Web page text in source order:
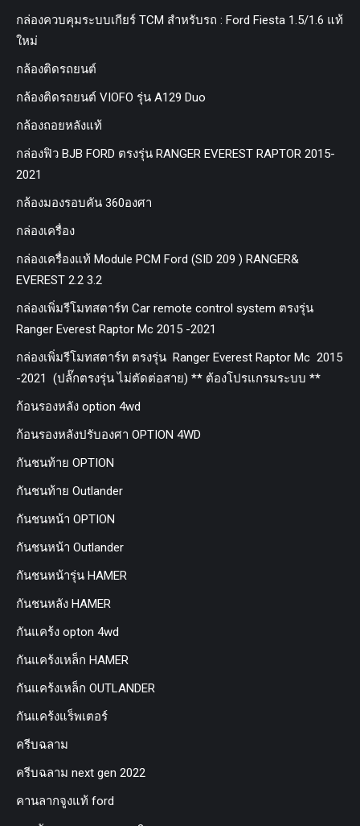
กล่องควบคุมระบบเกียร์ TCM สำหรับรถ : Ford Fiesta 1.5/1.6 แท้
ใหม่
กล้องติดรถยนต์
กล้องติดรถยนต์ VIOFO รุ่น A129 Duo
กล้องถอยหลังแท้
กล่องฟิว BJB FORD ตรงรุ่น RANGER EVEREST RAPTOR 2015-
2021
กล้องมองรอบคัน 360องศา
กล่องเครื่อง
กล่องเครื่องแท้ Module PCM Ford (SID 209 ) RANGER&
EVEREST 2.2 3.2
กล่องเพิ่มรีโมทสตาร์ท Car remote control system ตรงรุ่น
Ranger Everest Raptor Mc 2015 -2021
กล่องเพิ่มรีโมทสตาร์ท ตรงรุ่น Ranger Everest Raptor Mc 2015
-2021 (ปลั๊กตรงรุ่น ไม่ตัดต่อสาย) ** ต้องโปรแกรมระบบ **
ก้อนรองหลัง option 4wd
ก้อนรองหลังปรับองศา OPTION 4WD
กันชนท้าย OPTION
กันชนท้าย Outlander
กันชนหน้า OPTION
กันชนหน้า Outlander
กันชนหน้ารุ่น HAMER
กันชนหลัง HAMER
กันแคร้ง opton 4wd
กันแคร้งเหล็ก HAMER
กันแคร้งเหล็ก OUTLANDER
กันแคร้งแร็พเตอร์
ครีบฉลาม
ครีบฉลาม next gen 2022
คานลากจูงแท้ ford